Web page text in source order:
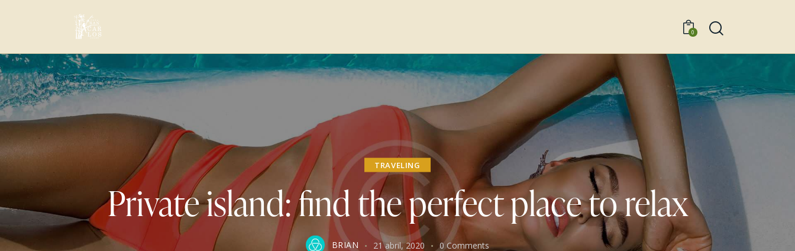
0
TRAVELING
Private island: find the perfect place to relax
BRIAN 21 abril, 2020 0 Comments